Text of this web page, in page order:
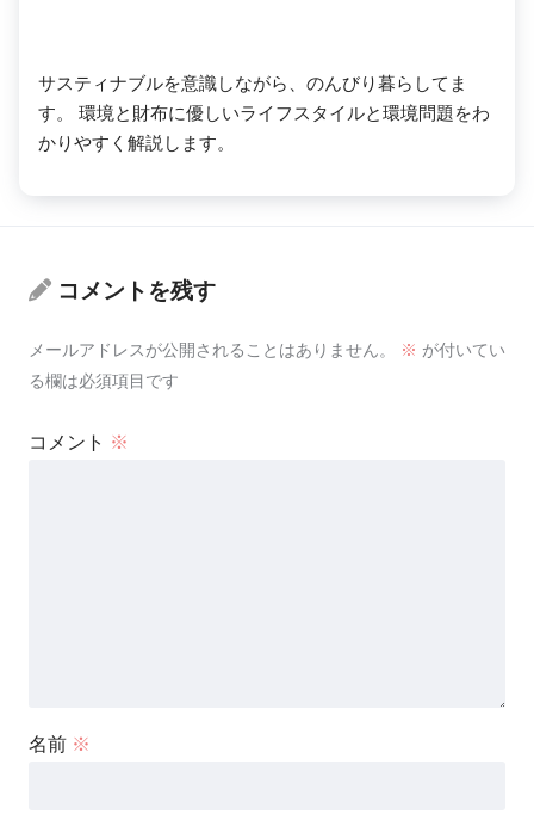
サスティナブルを意識しながら、のんびり暮らしてま
す。 環境と財布に優しいライフスタイルと環境問題をわ
かりやすく解説します。
コメントを残す
メールアドレスが公開されることはありません。 ※ が付いてい
る欄は必須項目です
コメント ※
名前 ※